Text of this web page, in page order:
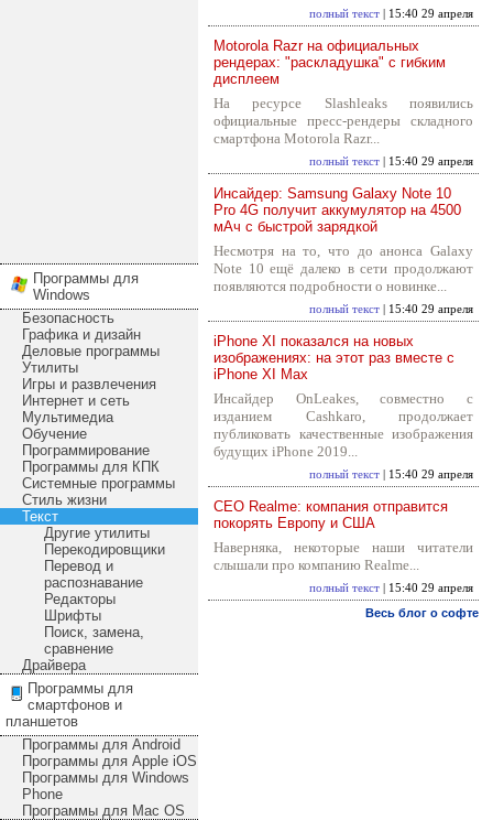
Программы для
Windows
Безопасность
Графика и дизайн
Деловые программы
Утилиты
Игры и развлечения
Интернет и сеть
Мультимедиа
Обучение
Программирование
Программы для КПК
Системные программы
Стиль жизни
Текст
Другие утилиты
Перекодировщики
Перевод и
распознавание
Редакторы
Шрифты
Поиск, замена,
сравнение
Драйвера
Программы для
смартфонов и
планшетов
Программы для Android
Программы для Apple iOS
Программы для Windows
Phone
Программы для Mac OS
полный текст | 15:40 29 апреля
Motorola Razr на официальных
рендерах: "раскладушка" с гибким
дисплеем
На ресурсе Slashleaks появились
официальные пресс-рендеры складного
смартфона Motorola Razr...
полный текст | 15:40 29 апреля
Инсайдер: Samsung Galaxy Note 10
Pro 4G получит аккумулятор на 4500
мАч с быстрой зарядкой
Несмотря на то, что до анонса Galaxy
Note 10 ещё далеко в сети продолжают
появляются подробности о новинке...
полный текст | 15:40 29 апреля
iPhone XI показался на новых
изображениях: на этот раз вместе с
iPhone XI Max
Инсайдер OnLeakes, совместно с
изданием Cashkaro, продолжает
публиковать качественные изображения
будущих iPhone 2019...
полный текст | 15:40 29 апреля
CEO Realme: компания отправится
покорять Европу и США
Наверняка, некоторые наши читатели
слышали про компанию Realme...
полный текст | 15:40 29 апреля
Весь блог о софте